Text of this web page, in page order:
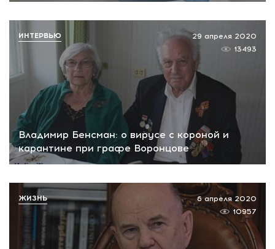
Владимир Бенсман: о вирусе с короной и
карантине при графе Воронцове
29 апреля 2020
13493
ИНТЕРВЬЮ
6 апреля 2020
10957
ЖИЗНЬ